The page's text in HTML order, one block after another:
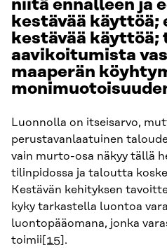
niitä ennalleen ja
kestävää käyttöä;
kestävää
aavikoitumista
maaperän
Luonnolla on itseisarvo,
perustavanlaatuinen
vain murto-osa näkyy tällä
tilinpidossa ja taloutta
Kestävän kehityksen
kyky tarkastella luontoa
luontopääomana, jonka
toimii[15] .